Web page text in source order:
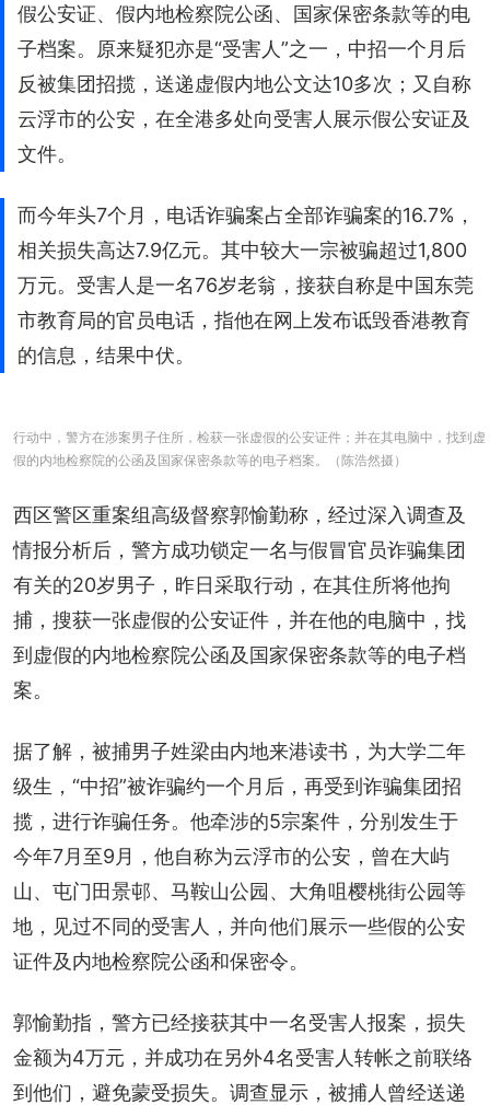
假公安证、假内地检察院公函、国家保密条款等的电
子档案。原来疑犯亦是“受害人”之一，中招一个月后
反被集团招揽，送递虚假内地公文达10多次；又自称
云浮市的公安，在全港多处向受害人展示假公安证及
文件。
而今年头7个月，电话诈骗案占全部诈骗案的16.7%，
相关损失高达7.9亿元。其中较大一宗被骗超过1,800
万元。受害人是一名76岁老翁，接获自称是中国东莞
市教育局的官员电话，指他在网上发布诋毁香港教育
的信息，结果中伏。
行动中，警方在涉案男子住所，检获一张虚假的公安证件；并在其电脑中，找到虚
假的内地检察院的公函及国家保密条款等的电子档案。（陈浩然摄）
西区警区重案组高级督察郭愉勤称，经过深入调查及
情报分析后，警方成功锁定一名与假冒官员诈骗集团
有关的20岁男子，昨日采取行动，在其住所将他拘
捕，搜获一张虚假的公安证件，并在他的电脑中，找
到虚假的内地检察院公函及国家保密条款等的电子档
案。
据了解，被捕男子姓梁由内地来港读书，为大学二年
级生，“中招”被诈骗约一个月后，再受到诈骗集团招
揽，进行诈骗任务。他牵涉的5宗案件，分别发生于
今年7月至9月，他自称为云浮市的公安，曾在大屿
山、屯门田景邨、马鞍山公园、大角咀樱桃街公园等
地，见过不同的受害人，并向他们展示一些假的公安
证件及内地检察院公函和保密令。
郭愉勤指，警方已经接获其中一名受害人报案，损失
金额为4万元，并成功在另外4名受害人转帐之前联络
到他们，避免蒙受损失。调查显示，被捕人曾经送递